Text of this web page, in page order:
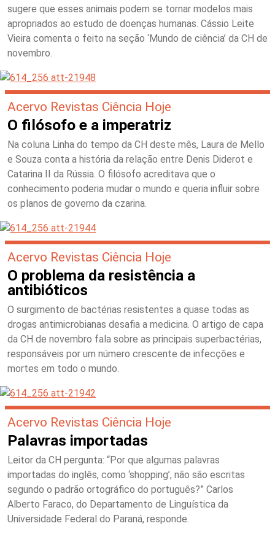
sugere que esses animais podem se tornar modelos mais
apropriados ao estudo de doenças humanas. Cássio Leite
Vieira comenta o feito na seção ‘Mundo de ciência’ da CH de
novembro.
Acervo Revistas Ciência Hoje
O filósofo e a imperatriz
Na coluna Linha do tempo da CH deste mês, Laura de Mello
e Souza conta a história da relação entre Denis Diderot e
Catarina II da Rússia. O filósofo acreditava que o
conhecimento poderia mudar o mundo e queria influir sobre
os planos de governo da czarina.
Acervo Revistas Ciência Hoje
O problema da resistência a
antibióticos
O surgimento de bactérias resistentes a quase todas as
drogas antimicrobianas desafia a medicina. O artigo de capa
da CH de novembro fala sobre as principais superbactérias,
responsáveis por um número crescente de infecções e
mortes em todo o mundo.
Acervo Revistas Ciência Hoje
Palavras importadas
Leitor da CH pergunta: “Por que algumas palavras
importadas do inglês, como ‘shopping’, não são escritas
segundo o padrão ortográfico do português?” Carlos
Alberto Faraco, do Departamento de Linguística da
Universidade Federal do Paraná, responde.